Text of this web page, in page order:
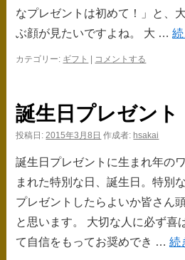
なプレゼントは初めて！」と、
ぶ顔が見たいですよね。 大 …
カテゴリー: ギフト コメントする
誕生日プレゼント
投稿日: 2015年3月8日 作成者: hsakai
誕生日プレゼントに生まれ年の
まれた特別な日、誕生日。特別
プレゼントしたらよいか皆さん
と思います。 大切な人に必ず喜
て自信をもってお奨めでき …続